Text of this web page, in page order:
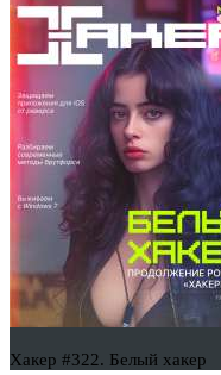
Хакер #322. Белый хакер